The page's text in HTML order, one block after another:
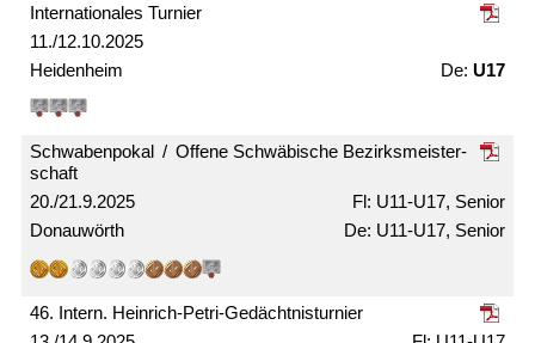
11./12.10.2025
Internationales Turnier
Heidenheim U17
20./21.9.2025
Schwabenpokal / Offene Schwäbische Bezirks­meister­
schaft
Donauwörth
U11-U17, Senior
U11-U17, Senior
46. Intern. Heinrich-Petri-Gedächtnis­turnier